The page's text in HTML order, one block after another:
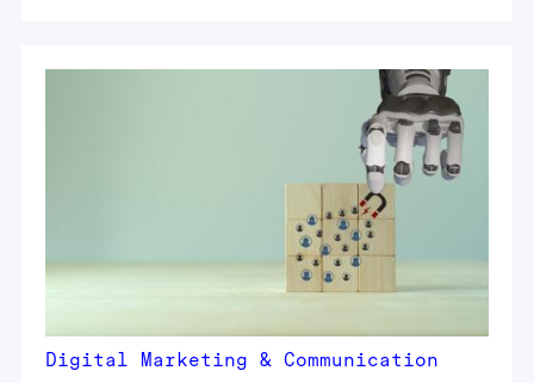
Digital Marketing & Communication